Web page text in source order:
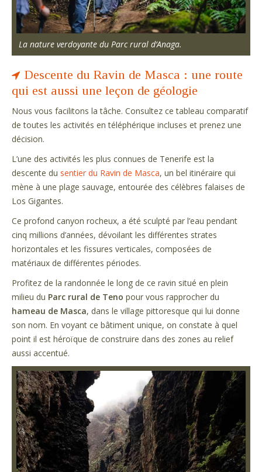
La nature verdoyante du Parc rural d’Anaga.
Descente du Ravin de Masca : une route
qui est aussi une leçon de géologie
Nous vous facilitons la tâche. Consultez ce tableau comparatif
de toutes les activités en téléphérique incluses et prenez une
décision.
L’une des activités les plus connues de Tenerife est la
descente du sentier du Ravin de Masca, un bel itinéraire qui
mène à une plage sauvage, entourée des célèbres falaises de
Los Gigantes.
Ce profond canyon rocheux, a été sculpté par l’eau pendant
cinq millions d’années, dévoilant les différentes strates
horizontales et les fissures verticales, composées de
matériaux de différentes périodes.
Profitez de la randonnée le long de ce ravin situé en plein
milieu du Parc rural de Teno pour vous rapprocher du
hameau de Masca, dans le village pittoresque qui lui donne
son nom. En voyant ce bâtiment unique, on constate à quel
point il est héroïque de construire dans des zones au relief
aussi accentué.